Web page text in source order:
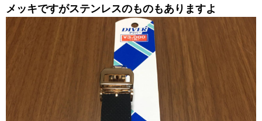
メッキですがステンレスのものもありますよ